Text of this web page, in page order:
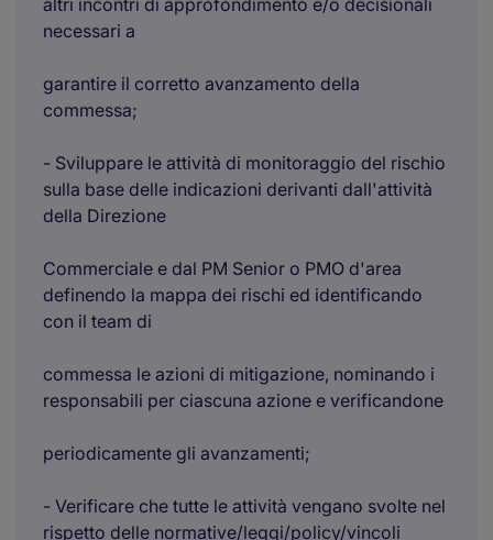
altri incontri di approfondimento e/o decisionali
necessari a
garantire il corretto avanzamento della
commessa;
- Sviluppare le attività di monitoraggio del rischio
sulla base delle indicazioni derivanti dall'attività
della Direzione
Commerciale e dal PM Senior o PMO d'area
definendo la mappa dei rischi ed identificando
con il team di
commessa le azioni di mitigazione, nominando i
responsabili per ciascuna azione e verificandone
periodicamente gli avanzamenti;
- Verificare che tutte le attività vengano svolte nel
rispetto delle normative/leggi/policy/vincoli